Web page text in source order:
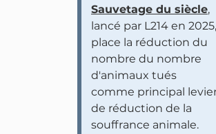
Sauvetage du siècle,
lancé par L214 en 2025,
place la réduction du
nombre du nombre
d'animaux tués
comme principal
de réduction de la
souffrance animale.